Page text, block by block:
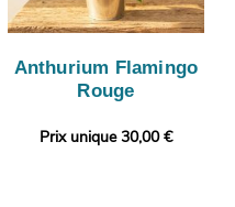
Anthurium Flamingo
Rouge
Prix unique 30,00 €